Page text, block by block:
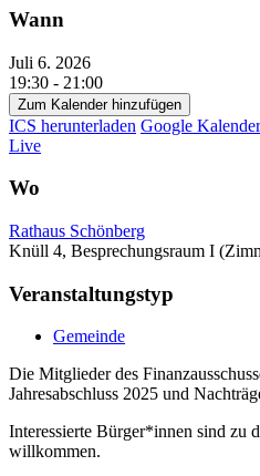
Wann
Juli 6. 2026
19:30 - 21:00
Zum Kalender hinzufügen
ICS herunterladen Google Kalender
Live
Wo
Rathaus Schönberg
Knüll 4, Besprechungsraum I
Veranstaltungstyp
Gemeinde
Die Mitglieder des
Jahresabschluss 2025 und
Interessierte Bürger*innen sind zu
willkommen.